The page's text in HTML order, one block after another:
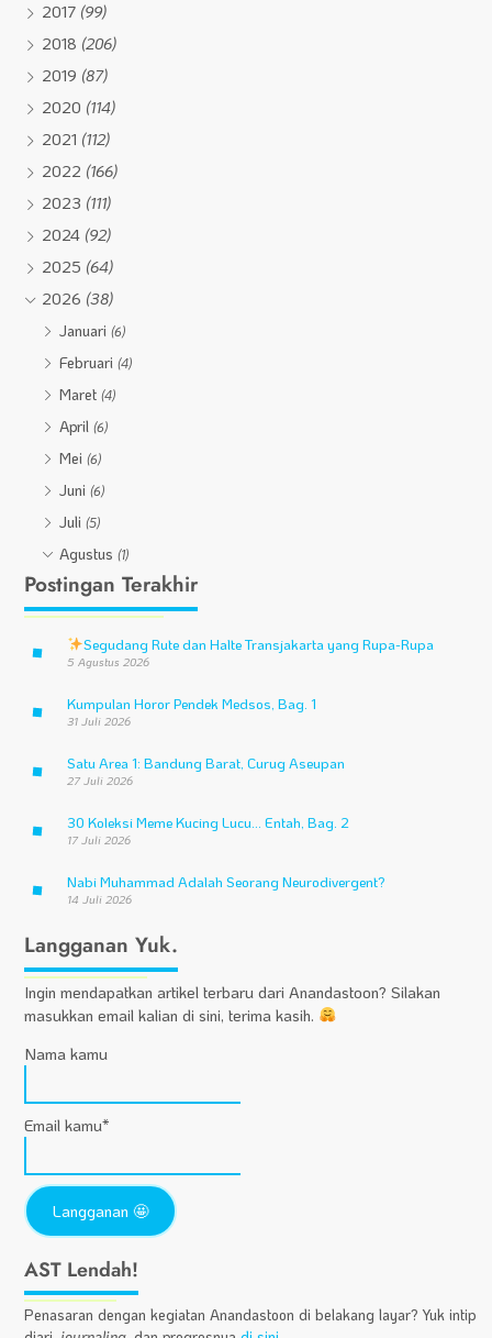
2017 (99)
2018 (206)
2019 (87)
2020 (114)
2021 (112)
2022 (166)
2023 (111)
2024 (92)
2025 (64)
2026 (38)
Januari(6)
Februari(4)
Maret(4)
April(6)
Mei(6)
Juni(6)
Juli(5)
Agustus(1)
Postingan Terakhir
Segudang Rute dan Halte Transjakarta yang Rupa-Rupa
5 Agustus 2026
Kumpulan Horor Pendek Medsos, Bag. 1
31 Juli 2026
Satu Area 1: Bandung Barat, Curug Aseupan
27 Juli 2026
30 Koleksi Meme Kucing Lucu… Entah, Bag. 2
17 Juli 2026
Nabi Muhammad Adalah Seorang Neurodivergent?
14 Juli 2026
Langganan Yuk.
Ingin mendapatkan artikel terbaru dari Anandastoon? Silakan
masukkan email kalian di sini, terima kasih.
Nama kamu
Email kamu*
AST Lendah!
Penasaran dengan kegiatan Anandastoon di belakang layar? Yuk intip